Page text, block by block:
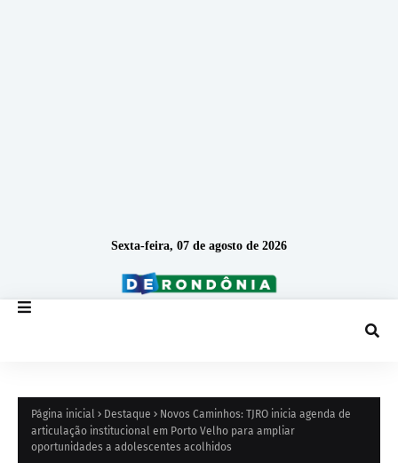
Sexta-feira, 07 de agosto de 2026
Página inicial Destaque
Novos Caminhos: TJRO inicia agenda de
articulação institucional em Porto Velho para ampliar
oportunidades a adolescentes acolhidos